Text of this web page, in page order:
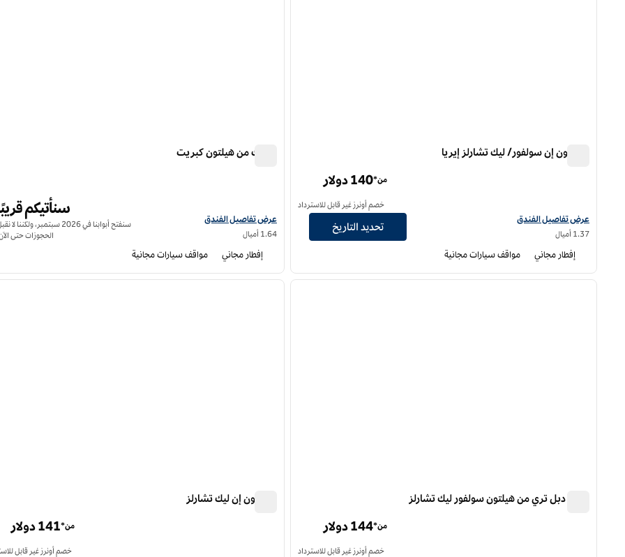
هامبتون إن سولفور/ ليك تشارلز إيريا
عرض تفاصيل الفندق لفندق هامبتون إن كبريت/ ليك تشارلز إيريا
عرض تفاصيل الفندق
1.37 أميال
من*140 دولار
خصم أونرز غير قابل للاسترداد
تحديد التاريخ
إفطار مجاني مواقف سيارات مجانية
سبارك من هيلتون كبريت
عرض تفاصيل الفندق لفندق سبارك من هيلتون كبريت
عرض تفاصيل الفندق
1.64 أميال
سنأتيكم
سنفتح أبوابنا في 2026 سبتمبر، ولكننا لا
الحجوزات حتى
إفطار مجاني مواقف سيارات مجانية
1 من 12
الصورة التالية
فندق دبل تري من هيلتون سولفور ليك تشارلز
من*144 دولار
خصم أونرز غير قابل للاسترداد
1 من 12
هامبتون إن ليك تشارلز
من*141 دولار
خصم أونرز غير قابل